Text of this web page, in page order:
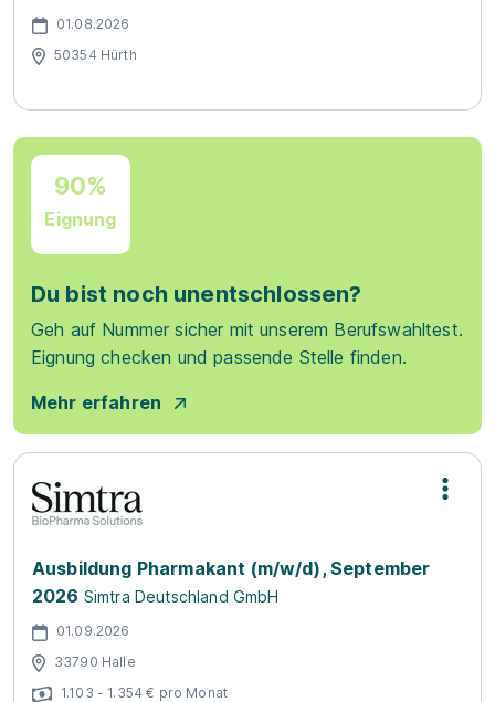
01.08.2026
50354 Hürth
90%
Eignung
Du bist noch unentschlossen?
Geh auf Nummer sicher mit unserem Berufswahltest.
Eignung checken und passende Stelle finden.
Mehr erfahren
Ausbildung Pharmakant (m/w/d), September
2026 Simtra Deutschland GmbH
01.09.2026
33790 Halle
1.103 - 1.354 € pro Monat